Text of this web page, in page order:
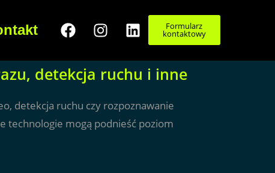
Formularz
kontaktowy
detekcja ruchu i inne
detekcja ruchu czy rozpoznawanie
technologie mogą podnieść poziom